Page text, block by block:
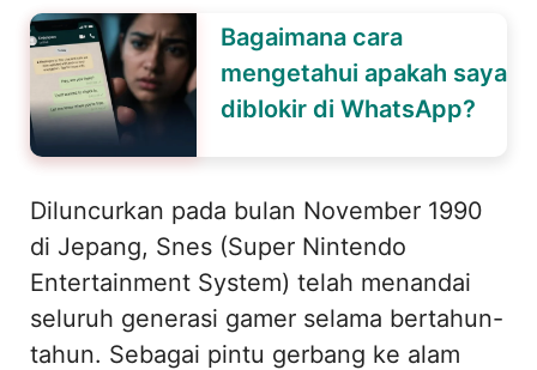
Bagaimana cara
mengetahui apakah saya
diblokir di WhatsApp?
Diluncurkan pada bulan November 1990
di Jepang, Snes (Super Nintendo
Entertainment System) telah menandai
seluruh generasi gamer selama bertahun-
tahun. Sebagai pintu gerbang ke alam